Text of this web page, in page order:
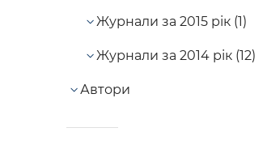
Журнали за 2015 рік (1)
Журнали за 2014 рік (12)
Автори